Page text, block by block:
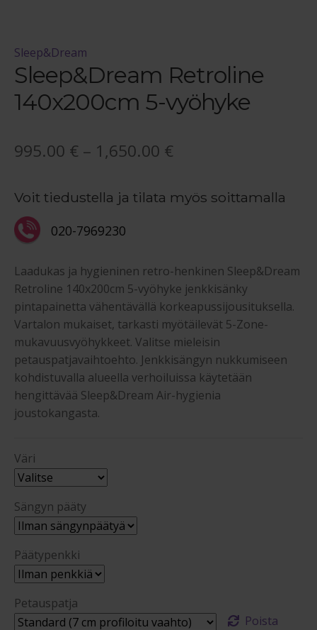
Sleep&Dream
Sleep&Dream Retroline
140x200cm 5-vyöhyke
995.00 € – 1,650.00 €
-
Voit tiedustella ja tilata myös soittamalla
020-7969230
Laadukas ja hygieninen retro-henkinen Sleep&Dream
Retroline 140x200cm 5-vyöhyke jenkkisänky
pintapainetta vähentävällä korkeapussijousituksella.
Vartalon mukaiset, tarkasti myötäilevät 5-Zone-
mukavuusvyöhykkeet. Valitse mieleisin
petauspatjavaihtoehto. Jenkkisängyn nukkumiseen
kohdistuvalla alueella verhoiluissa käytetään
hengittävää Sleep&Dream Air-hygienia
joustokangasta.
Väri
Sängyn pääty
Päätypenkki
Petauspatja
Poista